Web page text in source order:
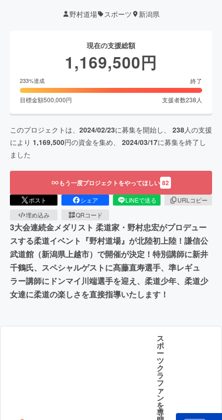
野村道場 スポーツ 新潟県
現在の支援総額
1,169,500円
233%達成 終了
目標金額500,000円 支援者数238 人
このプロジェクトは、 2024/02/23に募集を開始し、 238人の支援
により 1,169,500円の資金を集め、 2024/03/17に募集を終了し
ました
もう一度プロジェクトをやってほしい 82
ポスト シェア LINEで送る
URLコピー
埋め込み
QRコード
3大会連続金メダリスト 柔道家・野村忠宏がプロデュー
スする柔道イベント『野村道場』が北陸初上陸！謙信公
武道館（新潟県上越市）で開催が決定！特別講師に新井
千鶴氏、スペシャルゲストに髙藤直寿選手、準レギュ
ラー講師にドンマイ川端選手を迎え、柔道少年、柔道少
女達に柔道の楽しさを直接指導いたします！
ス
ポ
ー
ツ
ク
ラ
フ
ァ
ン
を
専